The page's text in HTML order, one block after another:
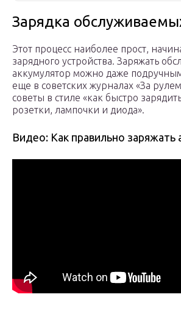
Зарядка
Этот процесс наиболее прост,
зарядного устройства. Заряжать
аккумулятор можно даже
еще в советских журналах «За
советы в стиле «как быстро
розетки, лампочки и диода».
Видео: Как правильно заряжать